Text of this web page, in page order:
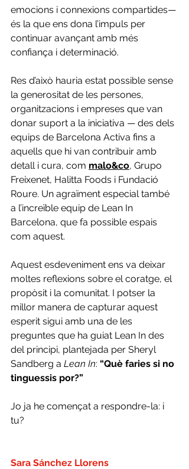
emocions i connexions compartides—
és la que ens dona l’impuls per
continuar avançant amb més
confiança i determinació.
Res d’això hauria estat possible sense
la generositat de les persones,
organitzacions i empreses que van
donar suport a la iniciativa — des dels
equips de Barcelona Activa fins a
aquells que hi van contribuir amb
detall i cura, com malo&co, Grupo
Freixenet, Halitta Foods i Fundació
Roure. Un agraïment especial també
a l’increïble equip de Lean In
Barcelona, que fa possible espais
com aquest.
Aquest esdeveniment ens va deixar
moltes reflexions sobre el coratge, el
propòsit i la comunitat. I potser la
millor manera de capturar aquest
esperit sigui amb una de les
preguntes que ha guiat Lean In des
del principi, plantejada per Sheryl
Sandberg a Lean In: “Què faries si no
tinguessis por?”
Jo ja he començat a respondre-la: i
tu?
Sara Sánchez Llorens